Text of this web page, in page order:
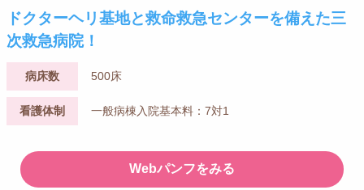
ドクターヘリ基地と救命救急センターを備えた三
次救急病院！
病床数 500床
看護体制 一般病棟入院基本料：7対1
Webパンフをみる